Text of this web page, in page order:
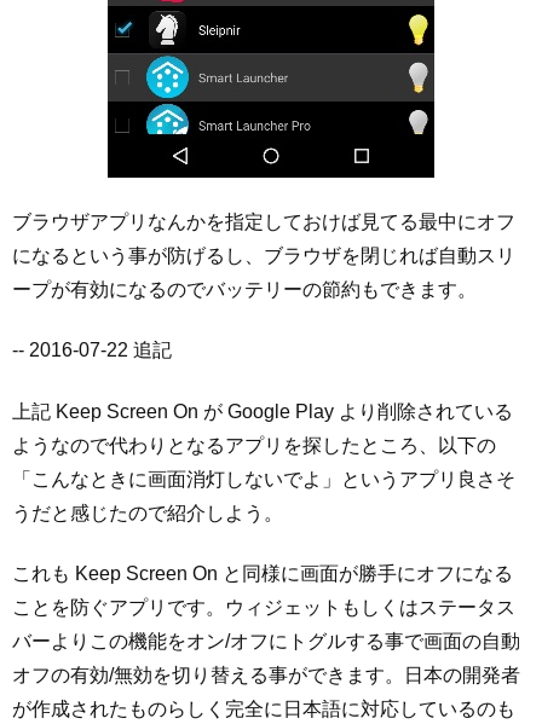
ブラウザアプリなんかを指定しておけば見てる最中にオフ
になるという事が防げるし、ブラウザを閉じれば自動スリ
ープが有効になるのでバッテリーの節約もできます。
-- 2016-07-22 追記
上記 Keep Screen On が Google Play より削除されている
ようなので代わりとなるアプリを探したところ、以下の
「こんなときに画面消灯しないでよ」というアプリ良さそ
うだと感じたので紹介しよう。
これも Keep Screen On と同様に画面が勝手にオフになる
ことを防ぐアプリです。ウィジェットもしくはステータス
バーよりこの機能をオン/オフにトグルする事で画面の自動
オフの有効/無効を切り替える事ができます。日本の開発者
が作成されたものらしく完全に日本語に対応しているのも